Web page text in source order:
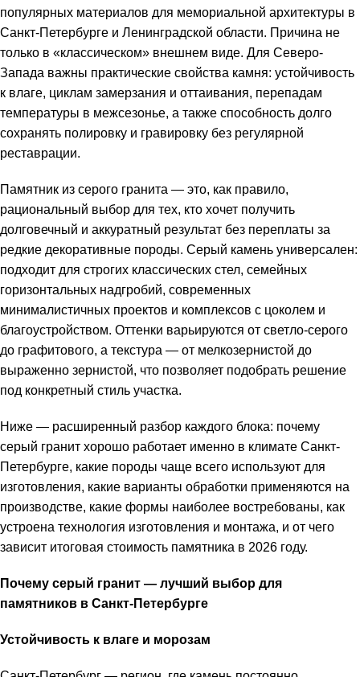
популярных материалов для мемориальной архитектуры в
Санкт-Петербурге и Ленинградской области. Причина не
только в «классическом» внешнем виде. Для Северо-
Запада важны практические свойства камня: устойчивость
к влаге, циклам замерзания и оттаивания, перепадам
температуры в межсезонье, а также способность долго
сохранять полировку и гравировку без регулярной
реставрации.
Памятник из серого гранита — это, как правило,
рациональный выбор для тех, кто хочет получить
долговечный и аккуратный результат без переплаты за
редкие декоративные породы. Серый камень универсален:
подходит для строгих классических стел, семейных
горизонтальных надгробий, современных
минималистичных проектов и комплексов с цоколем и
благоустройством. Оттенки варьируются от светло-серого
до графитового, а текстура — от мелкозернистой до
выраженно зернистой, что позволяет подобрать решение
под конкретный стиль участка.
Ниже — расширенный разбор каждого блока: почему
серый гранит хорошо работает именно в климате Санкт-
Петербурге, какие породы чаще всего используют для
изготовления, какие варианты обработки применяются на
производстве, какие формы наиболее востребованы, как
устроена технология изготовления и монтажа, и от чего
зависит итоговая стоимость памятника в 2026 году.
Почему серый гранит — лучший выбор для
памятников в Санкт-Петербурге
Устойчивость к влаге и морозам